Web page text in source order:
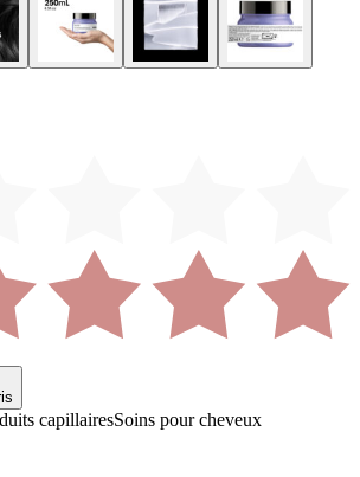
capillairesSoins pour cheveux